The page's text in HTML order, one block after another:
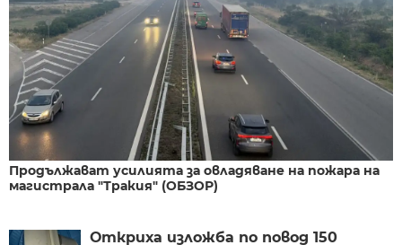
Продължават усилията за овладяване на пожара на
магистрала "Тракия" (ОБЗОР)
Откриха изложба по повод 150